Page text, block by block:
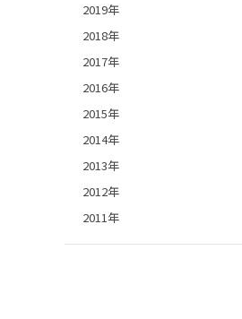
2019年
2018年
2017年
2016年
2015年
2014年
2013年
2012年
2011年